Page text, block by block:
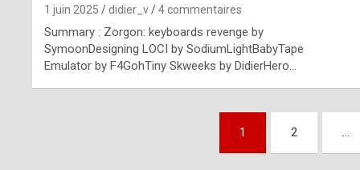
1 juin 2025 didier_v 4 commentaires
Summary : Zorgon: keyboards revenge by
SymoonDesigning LOCI by SodiumLightBabyTape
Emulator by F4GohTiny Skweeks by DidierHero…
1 2 …